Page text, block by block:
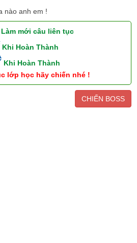
nào anh em !
Làm mới câu liên tục
Khi Hoàn Thành
Khi Hoàn Thành
lớp học hãy chiến nhé !
CHIẾN BOSS